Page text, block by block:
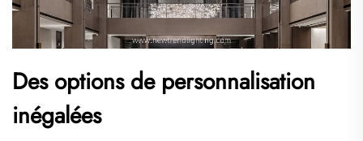
Des options de personnalisation
inégalées